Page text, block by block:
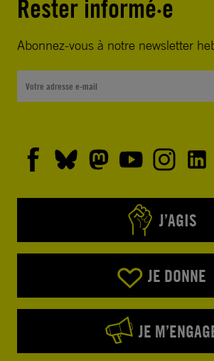
Rester informé·e
Abonnez-vous à notre newsletter
J’AGIS
JE DONNE
JE